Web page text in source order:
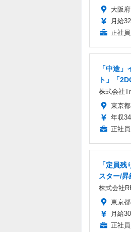
大阪府
月給
正社員
「中途
ト」「
株式会社
東京都
年収
正社員
「定員
スター/昇
株式会社
東京都
月給
正社員